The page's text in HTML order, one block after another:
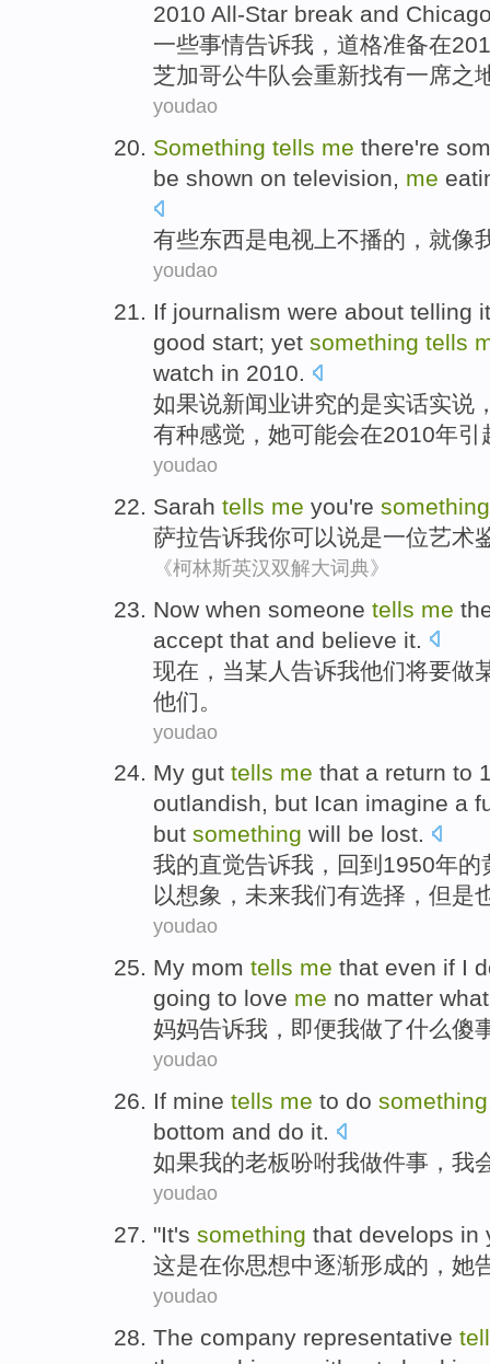
2010 All-Star break and
一些事情告诉我 ， 道格准备在
芝加哥公牛队会重新找有一席之
youdao
Something tells me there're
be shown on television, me
有些东西是电视 上不播的， 就像
youdao
If journalism were about telling
good start; yet something tells
watch in 2010.
如果说新闻业讲究的是实话实说
有种感觉， 她可能会在2010年引
youdao
Sarah tells me you're something
萨拉告诉我你可以说是一位艺术
《柯林斯英汉双解大词典》
Now when someone tells me
accept that and believe it
现在 ， 当某人 告诉我他们将要做
他们 。
youdao
My gut tells me that a return to
outlandish, but Ican imagine a
but something will be lost.
我的直觉告诉我 ， 回到 1950年的
以想象 ， 未来我们有选择 ，但是
youdao
My mom tells me that even if I
going to love me no matter
妈妈告诉我 ， 即便我做了什么傻
youdao
If mine tells me to do something
bottom and do it.
如果我的老板吩咐我做件事 ， 我
youdao
"It's something that develops in
这是在你思想中逐渐形成的， 她
youdao
The company representative